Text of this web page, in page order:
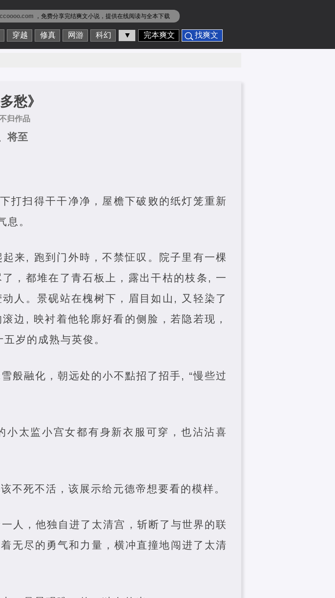
ccoooo.com ，免费分享完结爽文小说 ，提供在线阅读与全本下载
穿越 修真 网游 科幻 ▼ 完本爽文 找爽文
愁》
归作品
将至
打扫得干干净净，屋檐下破败的纸灯笼重新
息。
来, 跑到门外時，不禁怔叹。院子里有一棵
，都堆在了青石板上，露出干枯的枝条, 一
人。景砚站在槐树下，眉目如山, 又轻染了
边, 映衬着他轮廓好看的侧脸，若隐若现，
岁的成熟与英俊。
般融化，朝远处的小不點招了招手, “慢些过
太监小宫女都有身新衣服可穿，也沾沾喜
不死不活，该展示给元德帝想要看的模样。
人，他独自进了太清宫，斩断了与世界的联
无尽的勇气和力量，横冲直撞地闯进了太清